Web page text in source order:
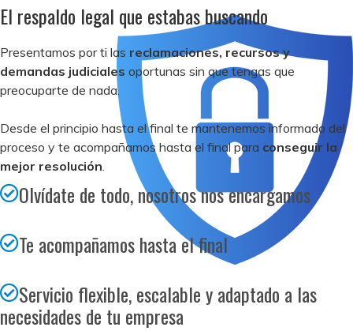
El respaldo legal que estabas buscando
Presentamos por ti las reclamaciones, recursos y
demandas judiciales oportunas sin que tengas que
preocuparte de nada.
Desde el principio hasta el final te mantenemos informado del
proceso y te acompañamos hasta el final para conseguir la
mejor resolución
Olvídate de todo, nosotros nos encargamos
Te acompañamos hasta el final
Servicio flexible, escalable y adaptado a las
necesidades de tu empresa